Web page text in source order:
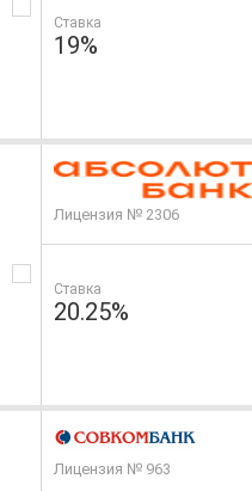
Ставка
19%
Лицензия № 2306
Ставка
20.25%
Лицензия № 963